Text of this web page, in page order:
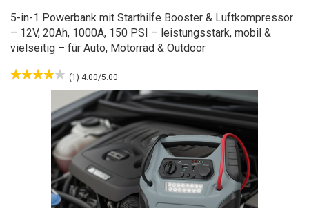
5-in-1 Powerbank mit Starthilfe Booster & Luftkompressor
– 12V, 20Ah, 1000A, 150 PSI – leistungsstark, mobil &
vielseitig – für Auto, Motorrad & Outdoor
(1) 4.00/5.00